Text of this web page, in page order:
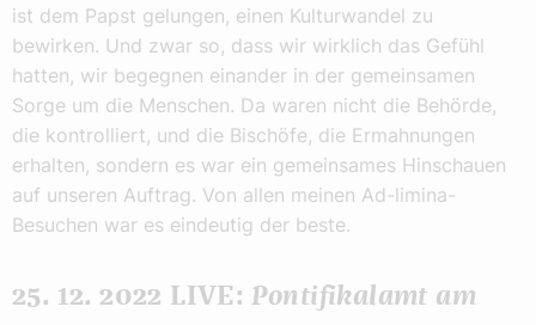
ist dem Papst gelungen, einen Kulturwandel zu
bewirken. Und zwar so, dass wir wirklich das Gefühl
hatten, wir begegnen einander in der gemeinsamen
Sorge um die Menschen. Da waren nicht die Behörde,
die kontrolliert, und die Bischöfe, die Ermahnungen
erhalten, sondern es war ein gemeinsames Hinschauen
auf unseren Auftrag. Von allen meinen Ad-limina-
Besuchen war es eindeutig der beste.
25. 12. 2022 LIVE: Pontifikalamt am